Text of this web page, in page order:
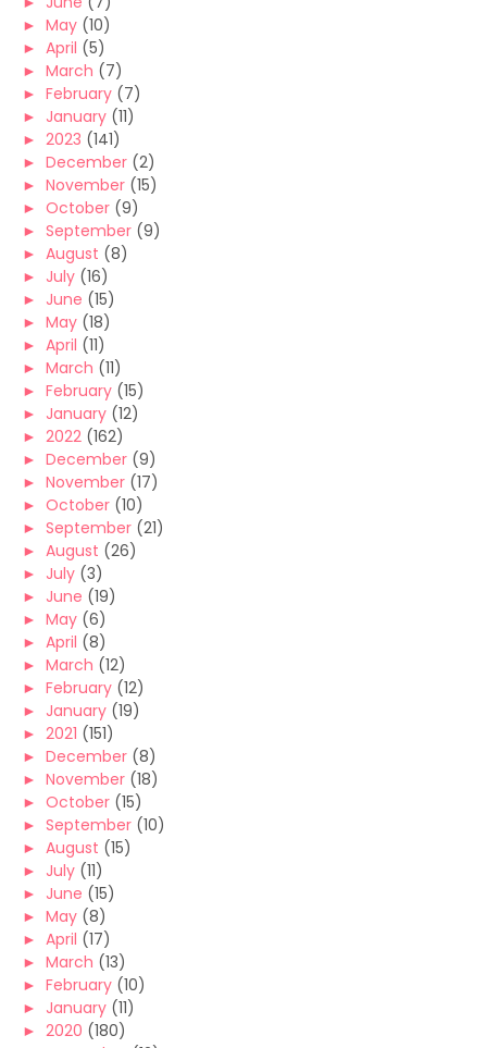
► May (10)
► April (5)
► March (7)
► February (7)
► January (11)
► 2023 (141)
► December (2)
► November (15)
► October (9)
► September (9)
► August (8)
► July (16)
► June (15)
► May (18)
► April (11)
► March (11)
► February (15)
► January (12)
► 2022 (162)
► December (9)
► November (17)
► October (10)
► September (21)
► August (26)
► July (3)
► June (19)
► May (6)
► April (8)
► March (12)
► February (12)
► January (19)
► 2021 (151)
► December (8)
► November (18)
► October (15)
► September (10)
► August (15)
► July (11)
► June (15)
► May (8)
► April (17)
► March (13)
► February (10)
► January (11)
► 2020 (180)